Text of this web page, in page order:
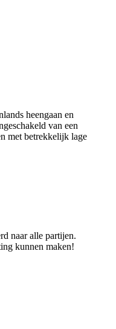
heengaan en
van een
met betrekkelijk lage
naar alle partijen.
kunnen maken!